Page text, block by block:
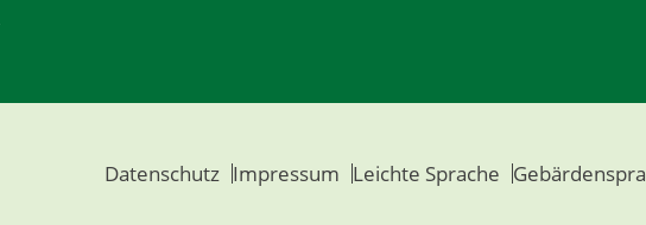
Datenschutz Impressum Leichte Sprache